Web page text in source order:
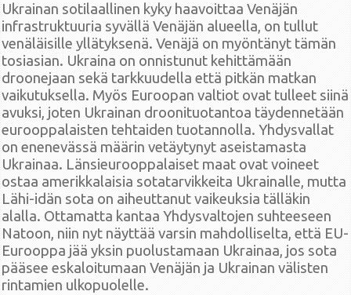
Ukrainan sotilaallinen kyky haavoittaa Venäjän
infrastruktuuria syvällä Venäjän alueella, on tullut
venäläisille yllätyksenä. Venäjä on myöntänyt tämän
tosiasian. Ukraina on onnistunut kehittämään
droonejaan sekä tarkkuudella että pitkän matkan
vaikutuksella. Myös Euroopan valtiot ovat tulleet siinä
avuksi, joten Ukrainan droonituotantoa täydennetään
eurooppalaisten tehtaiden tuotannolla. Yhdysvallat
on enenevässä määrin vetäytynyt aseistamasta
Ukrainaa. Länsieurooppalaiset maat ovat voineet
ostaa amerikkalaisia sotatarvikkeita Ukrainalle, mutta
Lähi-idän sota on aiheuttanut vaikeuksia tälläkin
alalla. Ottamatta kantaa Yhdysvaltojen suhteeseen
Natoon, niin nyt näyttää varsin mahdolliselta, että EU-
Eurooppa jää yksin puolustamaan Ukrainaa, jos sota
pääsee eskaloitumaan Venäjän ja Ukrainan välisten
rintamien ulkopuolelle.